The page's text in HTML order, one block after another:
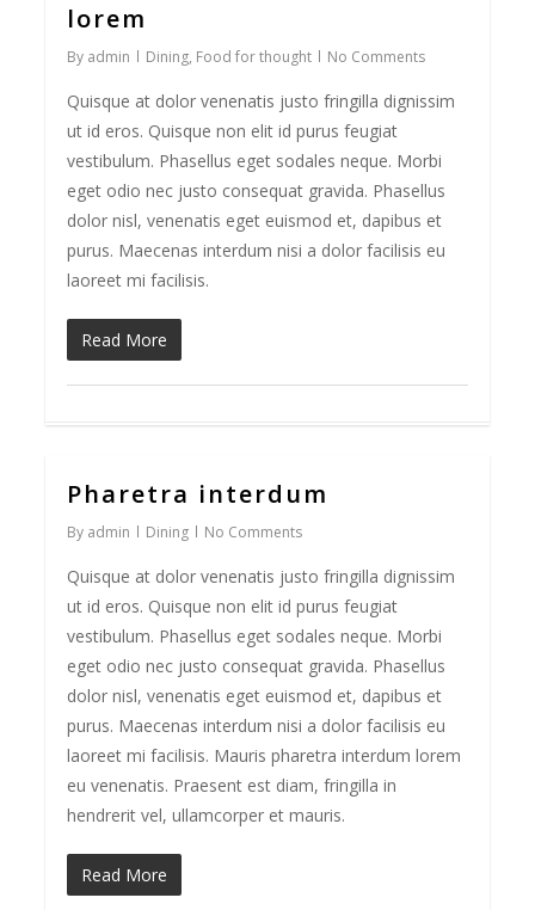
lorem
By admin Dining, Food for thought No Comments
Quisque at dolor venenatis justo fringilla dignissim
ut id eros. Quisque non elit id purus feugiat
vestibulum. Phasellus eget sodales neque. Morbi
eget odio nec justo consequat gravida. Phasellus
dolor nisl, venenatis eget euismod et, dapibus et
purus. Maecenas interdum nisi a dolor facilisis eu
laoreet mi facilisis.
Read More
Pharetra interdum
By admin Dining No Comments
Quisque at dolor venenatis justo fringilla dignissim
ut id eros. Quisque non elit id purus feugiat
vestibulum. Phasellus eget sodales neque. Morbi
eget odio nec justo consequat gravida. Phasellus
dolor nisl, venenatis eget euismod et, dapibus et
purus. Maecenas interdum nisi a dolor facilisis eu
laoreet mi facilisis. Mauris pharetra interdum lorem
eu venenatis. Praesent est diam, fringilla in
hendrerit vel, ullamcorper et mauris.
Read More
73